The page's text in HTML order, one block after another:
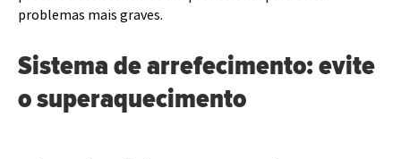
problemas mais graves.
Sistema de arrefecimento: evite
o superaquecimento